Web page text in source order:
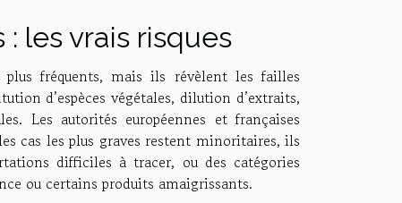
les vrais risques
fréquents, mais ils révèlent les failles
d’espèces végétales, dilution d’extraits,
Les autorités européennes et françaises
cas les plus graves restent minoritaires, ils
difficiles à tracer, ou des catégories
ou certains produits amaigrissants.